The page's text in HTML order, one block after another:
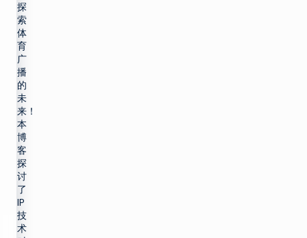
探
索
体
育
广
播
的
未
来！
本
博
客
探
讨
了
IP
技
术